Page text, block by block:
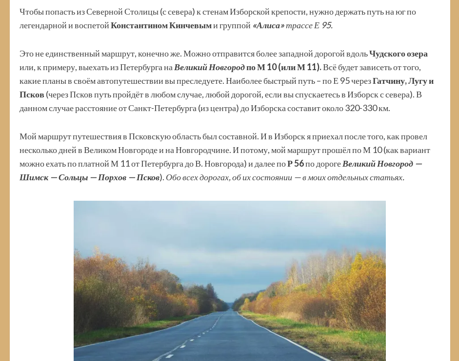
Чтобы попасть из Северной Столицы (с севера) к стенам Изборской крепости, нужно держать путь на юг по
легендарной и воспетойКонстантином Кинчевыми группой «Алиса»трассе Е 95.
Это не единственный маршрут, конечно же. Можно отправится более западной дорогой вдольЧудского озера
или, к примеру, выехать из Петербурга на Великий Новгородпо М 10 (или М 11).Всё будет зависеть от того,
какие планы в своём автопутешествии вы преследуете. Наиболее быстрый путь – по Е 95 черезГатчину, Лугу и
Псков (через Псков путь пройдёт в любом случае, любой дорогой, если вы спускаетесь в Изборск с севера). В
данном случае расстояние от Санкт-Петербурга (из центра) до Изборска составит около 320-330 км.
Мой маршрут путешествия в Псковскую область был составной. И в Изборск я приехал после того, как провел
несколько дней в Великом Новгороде и на Новгородчине. И потому, мой маршрут прошёл по М 10 (как вариант
можно ехать по платной М 11 от Петербурга до В. Новгорода) и далее поР 56по дорогеВеликий Новгород —
Шимск — Сольцы — Порхов — Псков). Обо всех дорогах, об их состоянии — в моих отдельных статьях.